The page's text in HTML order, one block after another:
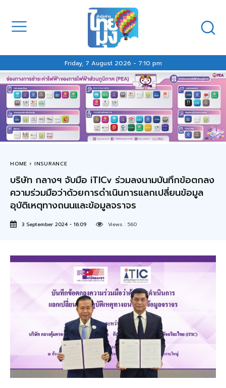
Friday, 7 August 2026 - 7:10 pm
HOME INSURANCE
บริษัท กลางฯ จับมือ iTICv ร่วมลงนามบันทึกข้อตกลง
ความร่วมมือว่าด้วยการดำเนินการแลกเปลี่ยนข้อมูล
อุบัติเหตุทางถนนและข้อมูลจราจร
3 September 2024 - 16:09 Views : 560